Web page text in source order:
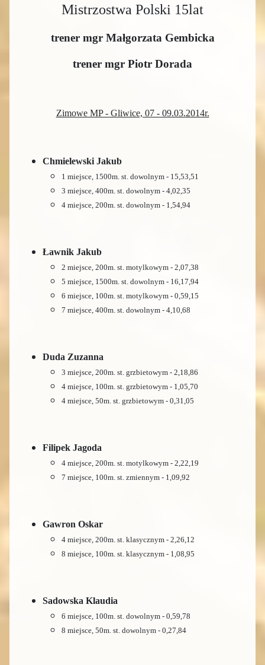
Mistrzostwa Polski 15lat
trener mgr Małgorzata Gembicka
trener mgr Piotr Dorada
Zimowe MP - Gliwice, 07 - 09.03.2014r.
Chmielewski Jakub
1 miejsce, 1500m. st. dowolnym - 15,53,51
3 miejsce, 400m. st. dowolnym - 4,02,35
4 miejsce, 200m. st. dowolnym - 1,54,94
Ławnik Jakub
2 miejsce, 200m. st. motylkowym - 2,07,38
5 miejsce, 1500m. st. dowolnym - 16,17,94
6 miejsce, 100m. st. motylkowym - 0,59,15
7 miejsce, 400m. st. dowolnym - 4,10,68
Duda Zuzanna
3 miejsce, 200m. st. grzbietowym - 2,18,86
4 miejsce, 100m. st. grzbietowym - 1,05,70
4 miejsce, 50m. st. grzbietowym - 0,31,05
Filipek Jagoda
4 miejsce, 200m. st. motylkowym - 2,22,19
7 miejsce, 100m. st. zmiennym - 1,09,92
Gawron Oskar
4 miejsce, 200m. st. klasycznym - 2,26,12
8 miejsce, 100m. st. klasycznym - 1,08,95
Sadowska Klaudia
6 miejsce, 100m. st. dowolnym - 0,59,78
8 miejsce, 50m. st. dowolnym - 0,27,84